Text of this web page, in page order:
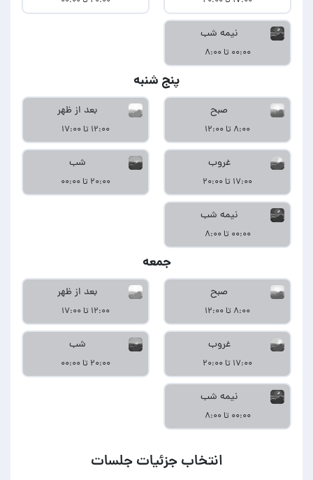
نیمه شب
۰۰:۰۰ تا ۸:۰۰
پنج شنبه
صبح
۸:۰۰ تا ۱۲:۰۰
بعد از ظهر
۱۲:۰۰ تا ۱۷:۰۰
غروب
۱۷:۰۰ تا ۲۰:۰۰
شب
۲۰:۰۰ تا ۰۰:۰۰
نیمه شب
۰۰:۰۰ تا ۸:۰۰
جمعه
صبح
۸:۰۰ تا ۱۲:۰۰
بعد از ظهر
۱۲:۰۰ تا ۱۷:۰۰
غروب
۱۷:۰۰ تا ۲۰:۰۰
شب
۲۰:۰۰ تا ۰۰:۰۰
نیمه شب
۰۰:۰۰ تا ۸:۰۰
انتخاب جزئیات جلسات